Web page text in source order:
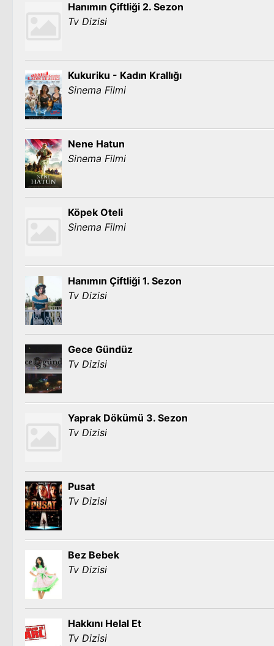
Hanımın Çiftliği 2. Sezon
Tv Dizisi
Kukuriku - Kadın Krallığı
Sinema Filmi
Nene Hatun
Sinema Filmi
Köpek Oteli
Sinema Filmi
Hanımın Çiftliği 1. Sezon
Tv Dizisi
Gece Gündüz
Tv Dizisi
Yaprak Dökümü 3. Sezon
Tv Dizisi
Pusat
Tv Dizisi
Bez Bebek
Tv Dizisi
Hakkını Helal Et
Tv Dizisi